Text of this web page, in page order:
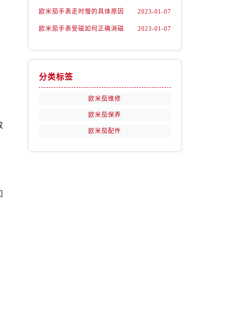
欧米茄手表走时慢的具体原因 2023-01-07
欧米茄手表受磁如何正确消磁 2023-01-07
分类标签
欧米茄维修
欧米茄保养
欧米茄配件